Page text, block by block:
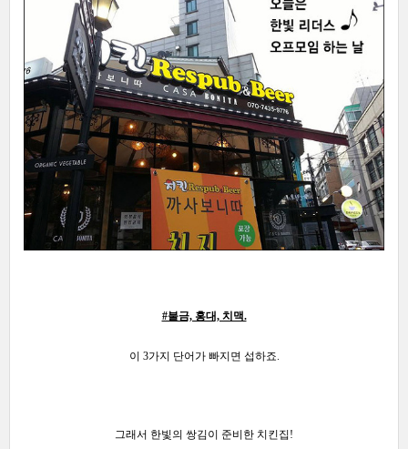
#불금, 홍대, 치맥.
이 3가지 단어가 빠지면 섭하죠.
그래서 한빛의 쌍김이 준비한 치킨집!